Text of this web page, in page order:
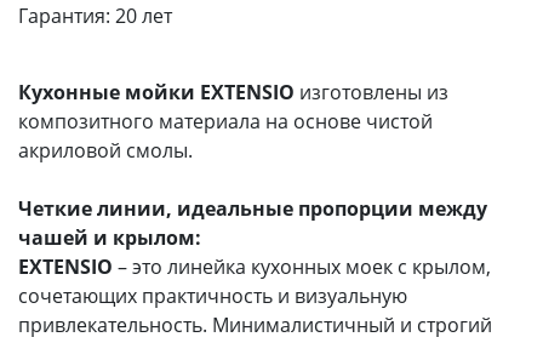
Гарантия: 20 лет
Кухонные мойки EXTENSIO изготовлены из
композитного материала на основе чистой
акриловой смолы.
Четкие линии, идеальные пропорции между
чашей и крылом:
EXTENSIO – это линейка кухонных моек с крылом,
сочетающих практичность и визуальную
привлекательность. Минималистичный и строгий